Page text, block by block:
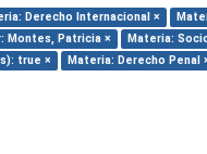
Derecho Internacional ×
Montes, Patricia × Materia:
true × Materia: Derecho Penal